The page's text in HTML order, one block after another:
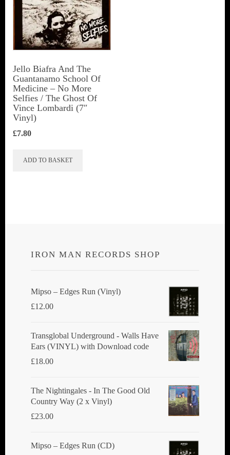
Jello Biafra And The
Guantanamo School Of
Medicine ‎– No More
Selfies / The Ghost Of
Vince Lombardi (7″
Vinyl)
£7.80
ADD TO BASKET
IRON MAN RECORDS SHOP
Mipso ‎– Edges Run (Vinyl)
£12.00
Transglobal Underground - Walls Have
Ears (VINYL) with Download code
£18.00
The Nightingales - In The Good Old
Country Way (2 x Vinyl)
£23.00
Mipso ‎– Edges Run (CD)